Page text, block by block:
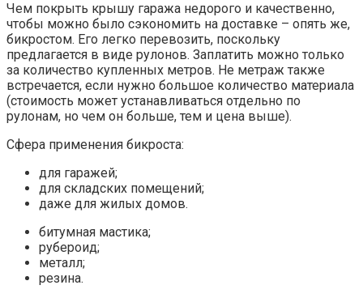
Чем покрыть крышу гаража недорого и качественно,
чтобы можно было сэкономить на доставке – опять же,
бикростом. Его легко перевозить, поскольку
предлагается в виде рулонов. Заплатить можно только
за количество купленных метров. Не метраж также
встречается, если нужно большое количество материала
(стоимость может устанавливаться отдельно по
рулонам, но чем он больше, тем и цена выше).
Сфера применения бикроста:
для гаражей;
для складских помещений;
даже для жилых домов.
битумная мастика;
рубероид;
металл;
резина.